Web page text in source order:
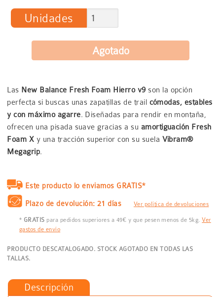
Unidades
Las New Balance Fresh Foam Hierro v9 son la opción
perfecta si buscas unas zapatillas de trail cómodas, estables
y con máximo agarre. Diseñadas para rendir en montaña,
ofrecen una pisada suave gracias a su amortiguación Fresh
Foam X y una tracción superior con su suela Vibram®
Megagrip.
Este producto lo enviamos GRATIS*
Plazo de devolución: 21 días Ver política de devoluciones
* GRATIS para pedidos superiores a 49€ y que pesen menos de 5kg.Ver
gastos de envío
PRODUCTO DESCATALOGADO. STOCK AGOTADO EN TODAS LAS
TALLAS.
Descripción